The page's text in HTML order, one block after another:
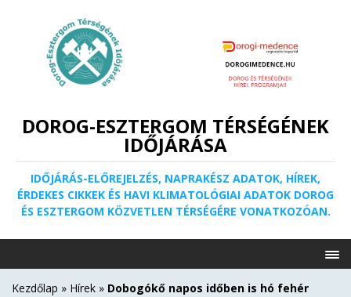
DOROG-ESZTERGOM TÉRSÉGÉNEK
IDŐJÁRÁSA
IDŐJÁRÁS-ELŐREJELZÉS, NAPRAKÉSZ ADATOK, HÍREK,
ÉRDEKES CIKKEK ÉS HAVI KLIMATOLÓGIAI ADATOK DOROG
ÉS ESZTERGOM KÖZVETLEN TÉRSÉGÉRE VONATKOZÓAN.
Kezdőlap » Hírek » Dobogókő napos időben is hó fehér